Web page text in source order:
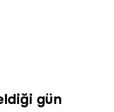
gün